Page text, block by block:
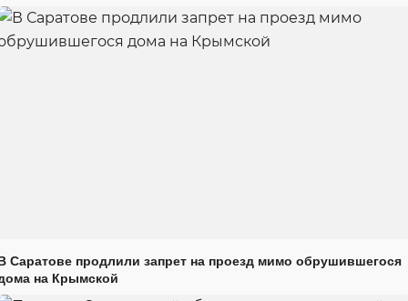
Саратове продлили запрет на проезд мимо обрушившегося
на Крымской